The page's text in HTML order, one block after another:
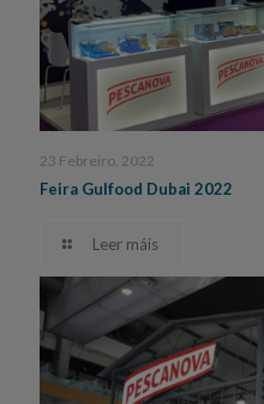
23 Febreiro, 2022
Feira Gulfood Dubai 2022
Leer máis